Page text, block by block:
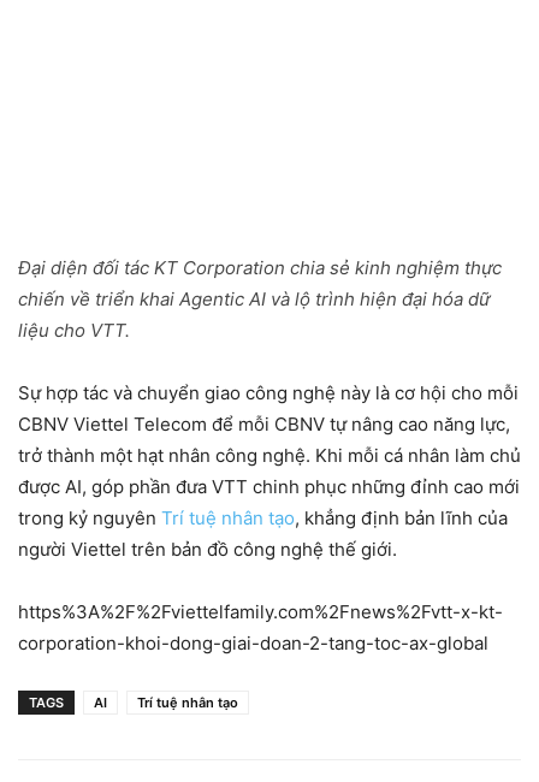
Đại diện đối tác KT Corporation chia sẻ kinh nghiệm thực
chiến về triển khai Agentic AI và lộ trình hiện đại hóa dữ
liệu cho VTT.
Sự hợp tác và chuyển giao công nghệ này là cơ hội cho mỗi
CBNV Viettel Telecom để mỗi CBNV tự nâng cao năng lực,
trở thành một hạt nhân công nghệ. Khi mỗi cá nhân làm chủ
được AI, góp phần đưa VTT chinh phục những đỉnh cao mới
trong kỷ nguyên Trí tuệ nhân tạo, khẳng định bản lĩnh của
người Viettel trên bản đồ công nghệ thế giới.
https%3A%2F%2Fviettelfamily.com%2Fnews%2Fvtt-x-kt-
corporation-khoi-dong-giai-doan-2-tang-toc-ax-global
TAGS AI Trí tuệ nhân tạo